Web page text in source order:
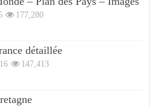
177,280
détaillée
147,413